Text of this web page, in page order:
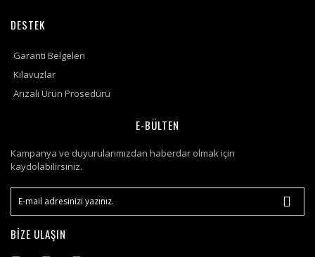
DESTEK
Garanti Belgeleri
Kılavuzlar
Arızalı Ürün Prosedürü
E-BÜLTEN
Kampanya ve duyurularımızdan haberdar olmak için
kaydolabilirsiniz.
BİZE ULAŞIN